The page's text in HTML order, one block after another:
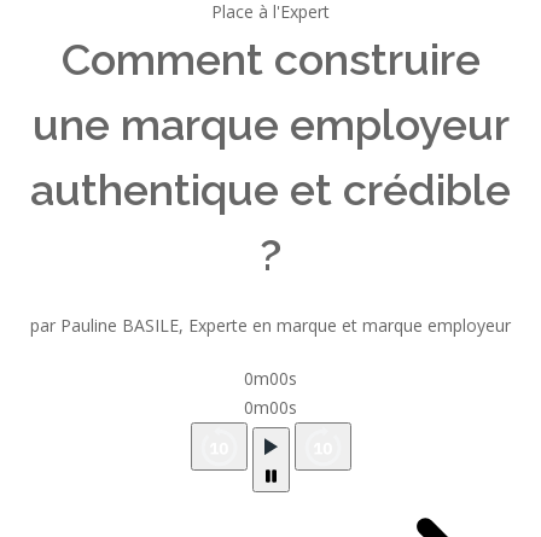
Place à l'Expert
Comment construire
une marque employeur
authentique et crédible
?
par Pauline BASILE, Experte en marque et marque employeur
0m00s
0m00s